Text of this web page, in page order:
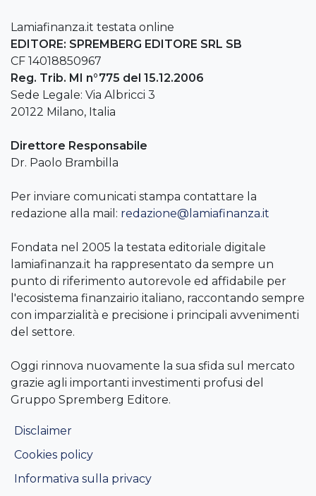
Lamiafinanza.it testata online
EDITORE: SPREMBERG EDITORE SRL SB
CF 14018850967
Reg. Trib. MI n°775 del 15.12.2006
Sede Legale: Via Albricci 3
20122 Milano, Italia
Direttore Responsabile
Dr. Paolo Brambilla
Per inviare comunicati stampa contattare la
redazione alla mail: redazione@lamiafinanza.it
Fondata nel 2005 la testata editoriale digitale
lamiafinanza.it ha rappresentato da sempre un
punto di riferimento autorevole ed affidabile per
l'ecosistema finanzairio italiano, raccontando sempre
con imparzialità e precisione i principali avvenimenti
del settore.
Oggi rinnova nuovamente la sua sfida sul mercato
grazie agli importanti investimenti profusi del
Gruppo Spremberg Editore.
Disclaimer
Cookies policy
Informativa sulla privacy